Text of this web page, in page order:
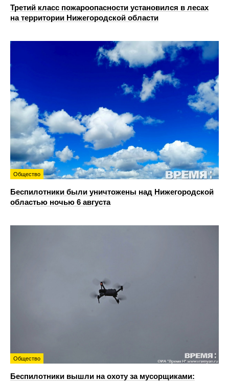
Третий класс пожароопасности установился в лесах
на территории Нижегородской области
Общество
Беспилотники были уничтожены над Нижегородской
областью ночью 6 августа
Общество
Беспилотники вышли на охоту за мусорщиками: